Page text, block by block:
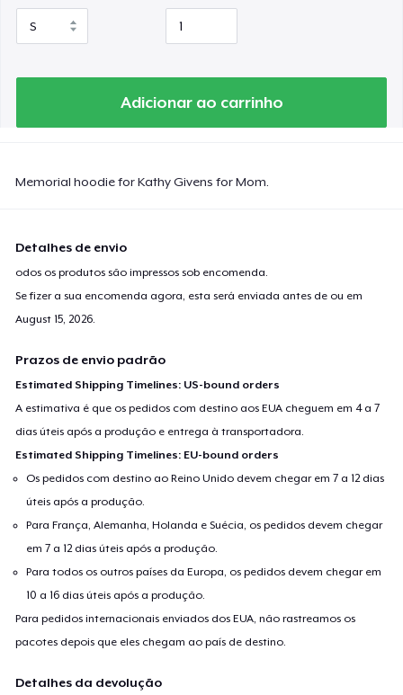
Adicionar ao carrinho
Memorial hoodie for Kathy Givens for Mom.
Detalhes de envio
odos os produtos são impressos sob encomenda.
Se fizer a sua encomenda agora, esta será enviada antes de ou em
August 15, 2026
Prazos de envio padrão
Estimated Shipping Timelines: US-bound orders
A estimativa é que os pedidos com destino aos EUA cheguem em 4 a 7
dias úteis após a produção e entrega à transportadora.
Estimated Shipping Timelines: EU-bound orders
Os pedidos com destino ao Reino Unido devem chegar em 7 a 12 dias
úteis após a produção.
Para França, Alemanha, Holanda e Suécia, os pedidos devem chegar
em 7 a 12 dias úteis após a produção.
Para todos os outros países da Europa, os pedidos devem chegar em
10 a 16 dias úteis após a produção.
Para pedidos internacionais enviados dos EUA, não rastreamos os
pacotes depois que eles chegam ao país de destino.
Detalhes da devolução